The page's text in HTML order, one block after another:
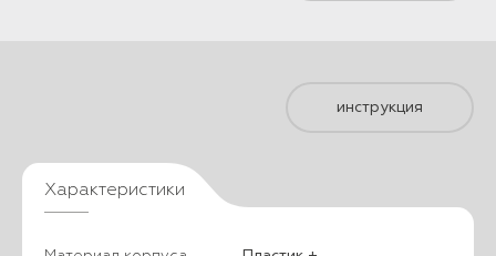
инструкция
Характеристики